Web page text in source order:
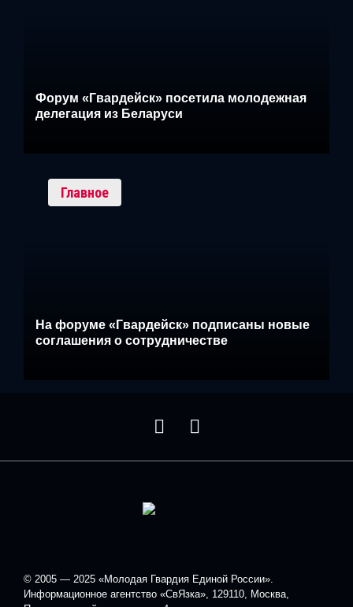
Форум «Гвардейск» посетила молодежная
делегация из Беларуси
Главное
На форуме «Гвардейск» подписаны новые
соглашения о сотрудничестве
© 2005 — 2025 «Молодая Гвардия Единой России».
Информационное агентство «СвЯзка», 129110, Москва,